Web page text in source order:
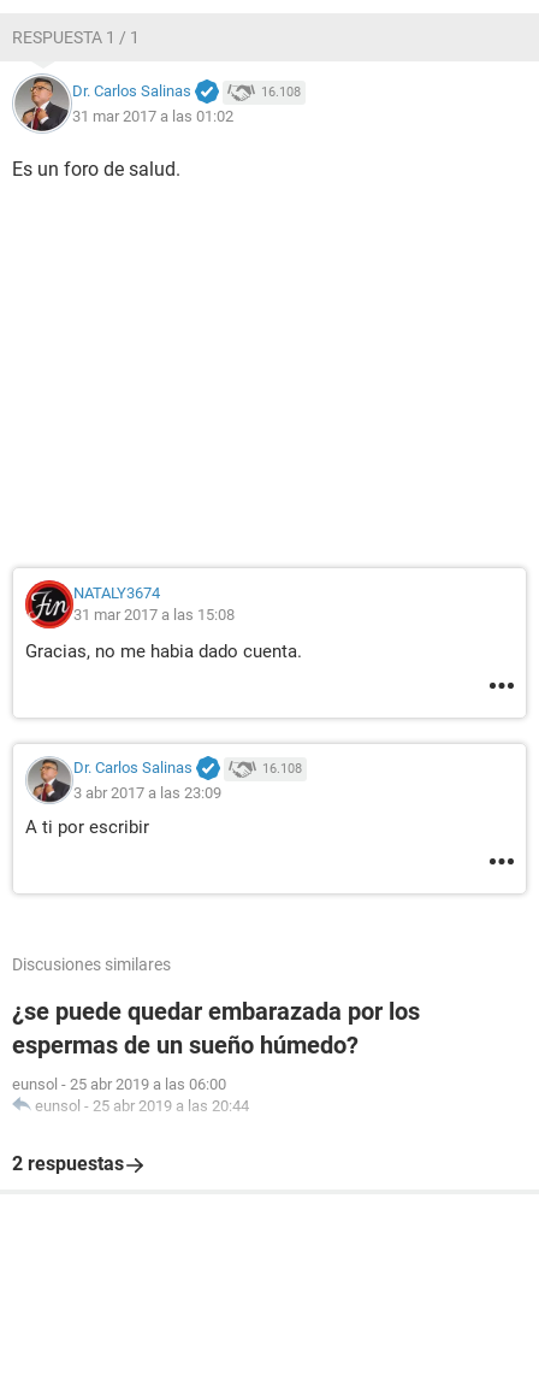
RESPUESTA 1 / 1
Dr. Carlos Salinas 16.108
31 mar 2017 a las 01:02
Es un foro de salud.
NATALY3674
31 mar 2017 a las 15:08
Gracias, no me habia dado cuenta.
Dr. Carlos Salinas 16.108
3 abr 2017 a las 23:09
A ti por escribir
Discusiones similares
¿se puede quedar embarazada por los
espermas de un sueño húmedo?
eunsol - 25 abr 2019 a las 06:00
eunsol - 25 abr 2019 a las 20:44
2 respuestas